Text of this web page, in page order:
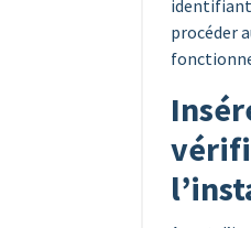
procéder